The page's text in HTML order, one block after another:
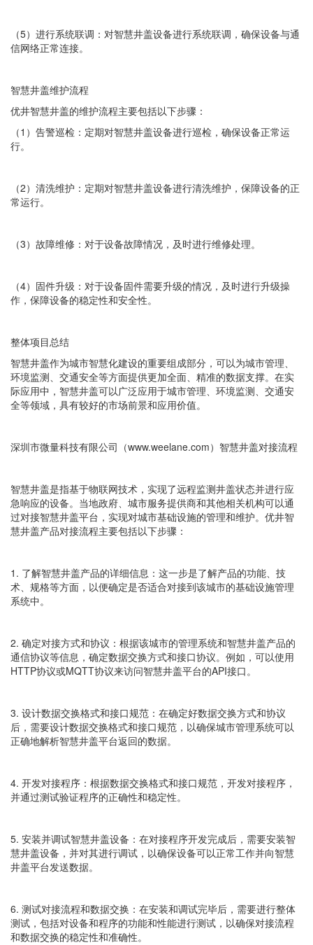
（5）进行系统联调：对智慧井盖设备进行系统联调，确保设备与通
信网络正常连接。
智慧井盖维护流程
优井智慧井盖的维护流程主要包括以下步骤：
（1）告警巡检：定期对智慧井盖设备进行巡检，确保设备正常运
行。
（2）清洗维护：定期对智慧井盖设备进行清洗维护，保障设备的正
常运行。
（3）故障维修：对于设备故障情况，及时进行维修处理。
（4）固件升级：对于设备固件需要升级的情况，及时进行升级操
作，保障设备的稳定性和安全性。
整体项目总结
智慧井盖作为城市智慧化建设的重要组成部分，可以为城市管理、
环境监测、交通安全等方面提供更加全面、精准的数据支撑。在实
际应用中，智慧井盖可以广泛应用于城市管理、环境监测、交通安
全等领域，具有较好的市场前景和应用价值。
深圳市微量科技有限公司（www.weelane.com）智慧井盖对接流程
智慧井盖是指基于物联网技术，实现了远程监测井盖状态并进行应
急响应的设备。当地政府、城市服务提供商和其他相关机构可以通
过对接智慧井盖平台，实现对城市基础设施的管理和维护。 优井智
慧井盖产品对接流程主要包括以下步骤：
1. 了解智慧井盖产品的详细信息：这一步是了解产品的功能、技
术、规格等方面，以便确定是否适合对接到该城市的基础设施管理
系统中。
2. 确定对接方式和协议：根据该城市的管理系统和智慧井盖产品的
通信协议等信息，确定数据交换方式和接口协议。例如，可以使用
HTTP协议或MQTT协议来访问智慧井盖平台的API接口。
3. 设计数据交换格式和接口规范：在确定好数据交换方式和协议
后，需要设计数据交换格式和接口规范，以确保城市管理系统可以
正确地解析智慧井盖平台返回的数据。
4. 开发对接程序：根据数据交换格式和接口规范，开发对接程序，
并通过测试验证程序的正确性和稳定性。
5. 安装并调试智慧井盖设备：在对接程序开发完成后，需要安装智
慧井盖设备，并对其进行调试，以确保设备可以正常工作并向智慧
井盖平台发送数据。
6. 测试对接流程和数据交换：在安装和调试完毕后，需要进行整体
测试，包括对设备和程序的功能和性能进行测试，以确保对接流程
和数据交换的稳定性和准确性。